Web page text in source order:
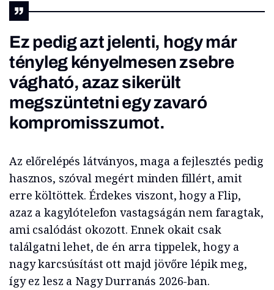
Ez pedig azt jelenti, hogy már
tényleg kényelmesen zsebre
vágható, azaz sikerült
megszüntetni egy zavaró
kompromisszumot.
Az előrelépés látványos, maga a fejlesztés pedig
hasznos, szóval megért minden fillért, amit
erre költöttek. Érdekes viszont, hogy a Flip,
azaz a kagylótelefon vastagságán nem faragtak,
ami csalódást okozott. Ennek okait csak
találgatni lehet, de én arra tippelek, hogy a
nagy karcsúsítást ott majd jövőre lépik meg,
így ez lesz a Nagy Durranás 2026-ban.